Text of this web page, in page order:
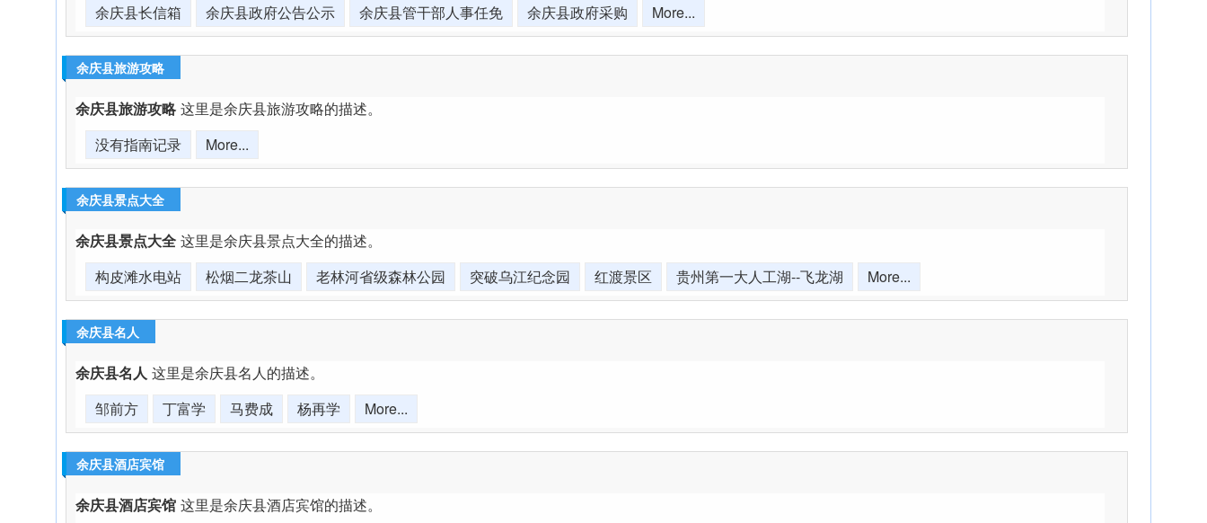
余庆县长信箱
余庆县政府公告公示 余庆县管干部人事任免 余庆县政府采购 More...
余庆县旅游攻略
余庆县旅游攻略 这里是余庆县旅游攻略的描述。
没有指南记录
More...
余庆县景点大全
余庆县景点大全 这里是余庆县景点大全的描述。
构皮滩水电站
松烟二龙茶山 老林河省级森林公园 突破乌江纪念园 红渡景区 贵州第一大人工湖--飞龙湖 More...
余庆县名人
余庆县名人 这里是余庆县名人的描述。
邹前方
丁富学 马费成 杨再学 More...
余庆县酒店宾馆
余庆县酒店宾馆 这里是余庆县酒店宾馆的描述。